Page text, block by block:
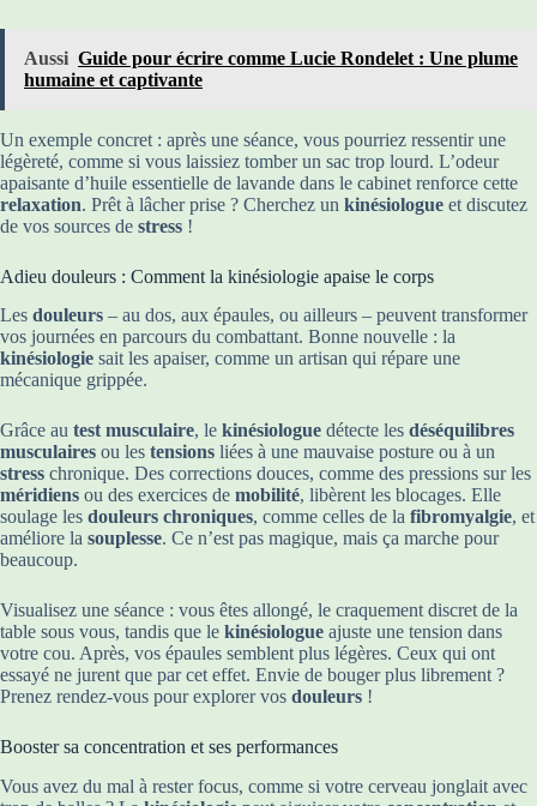
Aussi Guide pour écrire comme Lucie Rondelet : Une plume
humaine et captivante
Un exemple concret : après une séance, vous pourriez ressentir une
légèreté, comme si vous laissiez tomber un sac trop lourd. L’odeur
apaisante d’huile essentielle de lavande dans le cabinet renforce cette
relaxation. Prêt à lâcher prise ? Cherchez un kinésiologue et discutez
de vos sources de stress !
Adieu douleurs : Comment la kinésiologie apaise le corps
Les douleurs – au dos, aux épaules, ou ailleurs – peuvent transformer
vos journées en parcours du combattant. Bonne nouvelle : la
kinésiologie sait les apaiser, comme un artisan qui répare une
mécanique grippée.
Grâce au test musculaire, le kinésiologue détecte les déséquilibres
musculaires ou les tensions liées à une mauvaise posture ou à un
stress chronique. Des corrections douces, comme des pressions sur les
méridiens ou des exercices de mobilité, libèrent les blocages. Elle
soulage les douleurs chroniques, comme celles de la fibromyalgie, et
améliore la souplesse. Ce n’est pas magique, mais ça marche pour
beaucoup.
Visualisez une séance : vous êtes allongé, le craquement discret de la
table sous vous, tandis que le kinésiologue ajuste une tension dans
votre cou. Après, vos épaules semblent plus légères. Ceux qui ont
essayé ne jurent que par cet effet. Envie de bouger plus librement ?
Prenez rendez-vous pour explorer vos douleurs !
Booster sa concentration et ses performances
Vous avez du mal à rester focus, comme si votre cerveau jonglait avec